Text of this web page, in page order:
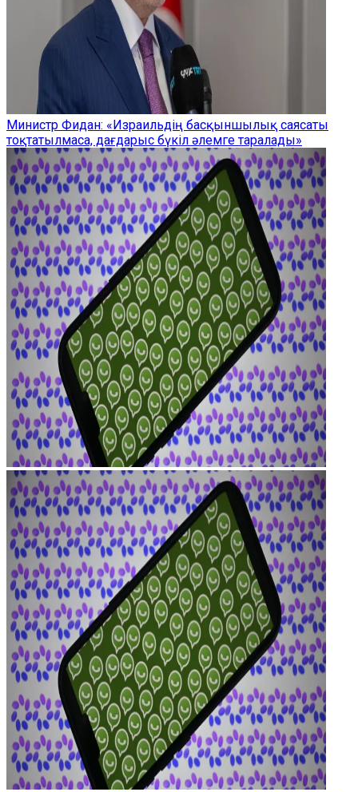
Министр Фидан: «Израильдің басқыншылық саясаты
тоқтатылмаса, дағдарыс бүкіл әлемге таралады»